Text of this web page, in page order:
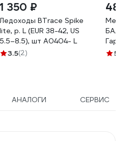
1 350 ₽
Ледоходы BTrace Spike
lite, р. L (EUR 38-42, US
5.5–8.5), шт A0404- L
3.5(2)
480
Метла
14498
5
АНАЛОГИ СЕРВИС